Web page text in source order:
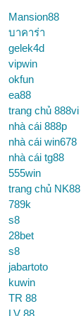
Mansion88
บาคาร่า
gelek4d
vipwin
okfun
ea88
trang chủ 888vi
nhà cái 888p
nhà cái win678
nhà cái tg88
555win
trang chủ NK88
789k
s8
28bet
s8
jabartoto
kuwin
TR 88
LV 88